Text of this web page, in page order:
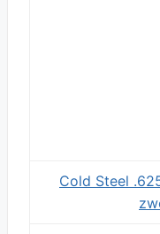
Cold Steel